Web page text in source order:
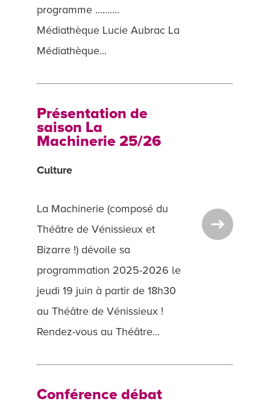
programme ..........
Médiathèque Lucie Aubrac La
Médiathèque...
Présentation de
saison La
Machinerie 25/26
Culture
La Machinerie (composé du
Théâtre de Vénissieux et
Bizarre !) dévoile sa
programmation 2025-2026 le
jeudi 19 juin à partir de 18h30
au Théâtre de Vénissieux !
Rendez-vous au Théâtre...
Conférence débat